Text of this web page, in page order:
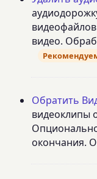
видео.
Обратить
видеоклипы
окончания.